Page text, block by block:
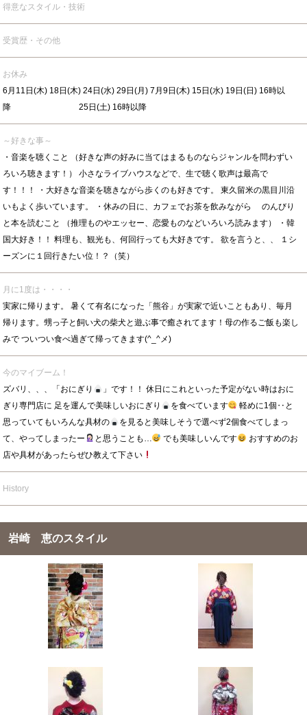
得意なスタイル・技術
受賞歴・その他
お休み
6月11日(木) 18日(木) 24日(水) 29日(月) 7月9日(木) 15日(水) 19日(日) 16時以
降 25日(土) 16時以降
～好きな事～
・音楽を聴くこと （好きな声の好みに当てはまるものならジャンルを問わずい
ろいろ聴きます！） 小さなライブハウスなどで、生で聴く歌声は最高で
す！！！ ・大好きな音楽を聴きながら歩くのも好きです。 東久留米の黒目川沿
いもよく歩いています。 ・休みの日に、カフェでお茶を飲みながら のんびり
と本を読むこと （推理ものやエッセー、恋愛ものなどいろいろ読みます） ・韓
国大好き！！ 料理も、観光も、何回行っても大好きです。 欲を言うと、、 １シ
ーズンに１回行きたい位！？（笑）
月に1度は・・・・
実家に帰ります。 暑くて有名になった「熊谷」が実家で近いこともあり、毎月
帰ります。甥っ子と飼い犬の柴犬と遊ぶ事で癒されてます！母の作るご飯も楽し
みで ついつい食べ過ぎて帰ってきます(^_^メ)
今のマイブーム！
ズバリ、、、「おにぎり
」です！！ 休日にこれといった予定がない時はおに
ぎり専門店に 足を運んで美味しいおにぎり
を食べています
軽めに1個‥と
思っていてもいろんな具材の
を見ると美味しそうで選べず2個食べてしまっ
て、やってしまったー
と思うことも… でも美味しいんです
おすすめのお
店や具材があったらぜひ教えて下さい
History
岩崎 恵のスタイル